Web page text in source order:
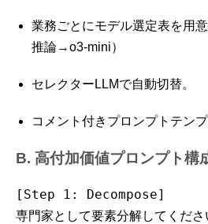
業務ごとにモデル選定表を用
推論→o3-mini）
セレクターLLMで自動切替。
コメント付きプロンプトテン
B. 高付加価値プロンプト構
[Step 1: Decompose]
専門家として要素分解してくださ